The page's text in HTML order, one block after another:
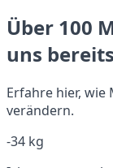
Über 100
uns bereits
Erfahre hier, wie
verändern.
-34 kg